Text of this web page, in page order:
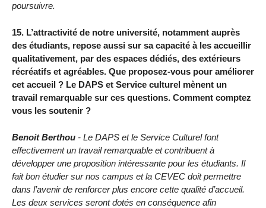
poursuivre.
15. L’attractivité de notre université, notamment auprès
des étudiants, repose aussi sur sa capacité à les accueillir
qualitativement, par des espaces dédiés, des extérieurs
récréatifs et agréables. Que proposez-vous pour améliorer
cet accueil ? Le DAPS et Service culturel mènent un
travail remarquable sur ces questions. Comment comptez
vous les soutenir ?
Benoit Berthou - Le DAPS et le Service Culturel font
effectivement un travail remarquable et contribuent à
développer une proposition intéressante pour les étudiants. Il
fait bon étudier sur nos campus et la CEVEC doit permettre
dans l’avenir de renforcer plus encore cette qualité d’accueil.
Les deux services seront dotés en conséquence afin